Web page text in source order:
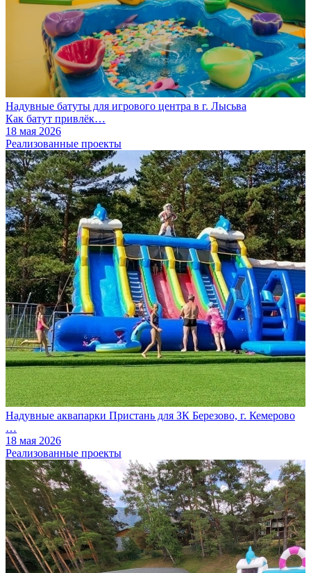
Надувные батуты для игрового центра в г. Лысьва
Как батут привлёк…
18 мая 2026
Реализованные проекты
Надувные аквапарки Пристань для ЗК Березово, г. Кемерово
…
18 мая 2026
Реализованные проекты